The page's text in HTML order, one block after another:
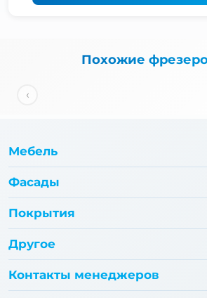
Похожие
‹
Мебель
Фасады
Покрытия
Другое
Контакты менеджеров